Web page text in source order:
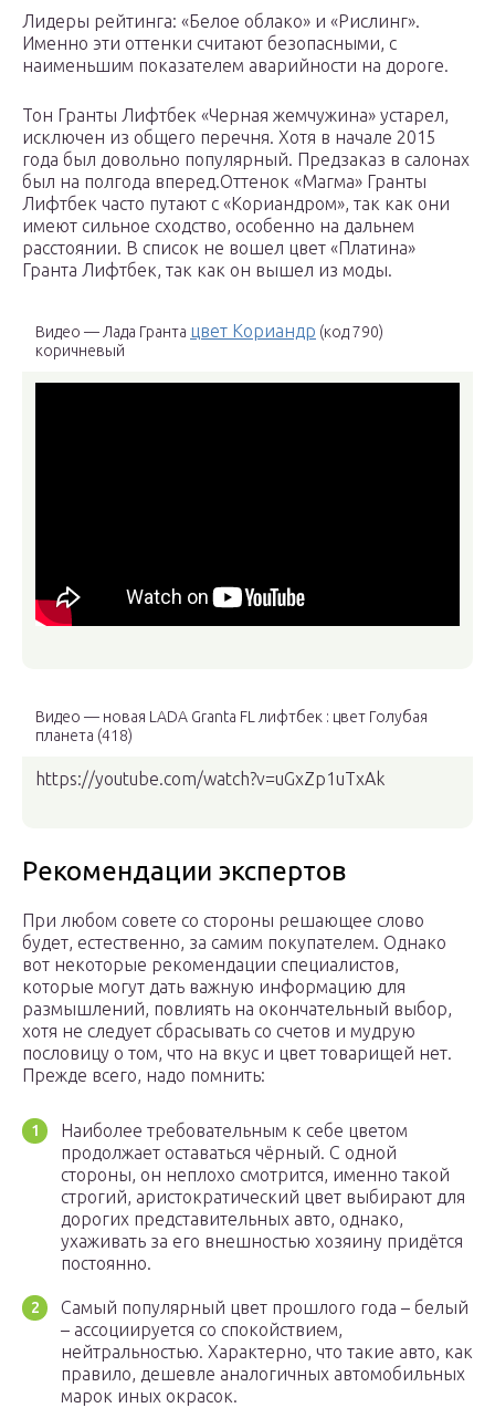
Лидеры рейтинга: «Белое облако» и «Рислинг».
Именно эти оттенки считают безопасными, с
наименьшим показателем аварийности на дороге.
Тон Гранты Лифтбек «Черная жемчужина» устарел,
исключен из общего перечня. Хотя в начале 2015
года был довольно популярный. Предзаказ в салонах
был на полгода вперед.Оттенок «Магма» Гранты
Лифтбек часто путают с «Кориандром», так как они
имеют сильное сходство, особенно на дальнем
расстоянии. В список не вошел цвет «Платина»
Гранта Лифтбек, так как он вышел из моды.
Видео — Лада Гранта цвет Кориандр (код 790)
коричневый
Видео — новая LADA Granta FL лифтбек : цвет Голубая
планета (418)
https://youtube.com/watch?v=uGxZp1uTxAk
Рекомендации экспертов
При любом совете со стороны решающее слово
будет, естественно, за самим покупателем. Однако
вот некоторые рекомендации специалистов,
которые могут дать важную информацию для
размышлений, повлиять на окончательный выбор,
хотя не следует сбрасывать со счетов и мудрую
пословицу о том, что на вкус и цвет товарищей нет.
Прежде всего, надо помнить:
Наиболее требовательным к себе цветом
продолжает оставаться чёрный. С одной
стороны, он неплохо смотрится, именно такой
строгий, аристократический цвет выбирают для
дорогих представительных авто, однако,
ухаживать за его внешностью хозяину придётся
постоянно.
Самый популярный цвет прошлого года – белый
– ассоциируется со спокойствием,
нейтральностью. Характерно, что такие авто, как
правило, дешевле аналогичных автомобильных
марок иных окрасок.